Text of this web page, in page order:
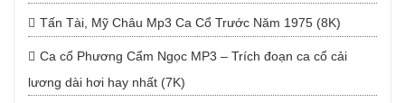
Tấn Tài, Mỹ Châu Mp3 Ca Cổ Trước Năm 1975 (8K)
Ca cổ Phương Cẩm Ngọc MP3 – Trích đoạn ca cổ cải
lương dài hơi hay nhất (7K)